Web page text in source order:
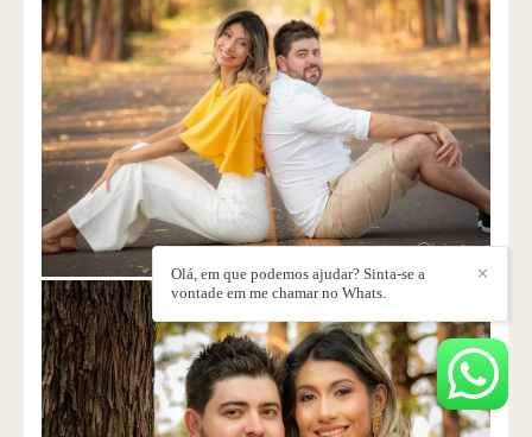
✕
Olá, em que podemos ajudar? Sinta-se a
vontade em me chamar no Whats.